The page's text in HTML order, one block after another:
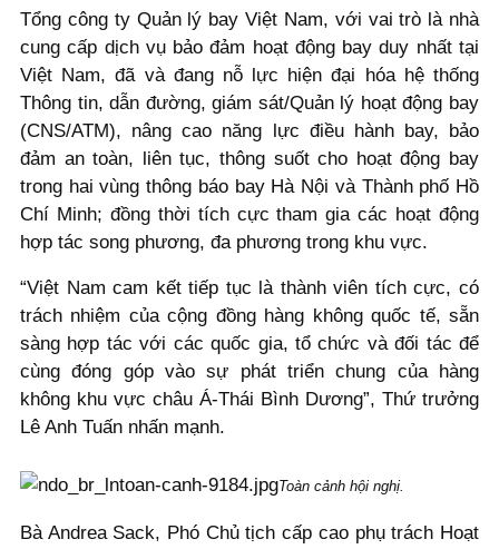
Tổng công ty Quản lý bay Việt Nam, với vai trò là nhà
cung cấp dịch vụ bảo đảm hoạt động bay duy nhất tại
Việt Nam, đã và đang nỗ lực hiện đại hóa hệ thống
Thông tin, dẫn đường, giám sát/Quản lý hoạt động bay
(CNS/ATM), nâng cao năng lực điều hành bay, bảo
đảm an toàn, liên tục, thông suốt cho hoạt động bay
trong hai vùng thông báo bay Hà Nội và Thành phố Hồ
Chí Minh; đồng thời tích cực tham gia các hoạt động
hợp tác song phương, đa phương trong khu vực.
“Việt Nam cam kết tiếp tục là thành viên tích cực, có
trách nhiệm của cộng đồng hàng không quốc tế, sẵn
sàng hợp tác với các quốc gia, tổ chức và đối tác để
cùng đóng góp vào sự phát triển chung của hàng
không khu vực châu Á-Thái Bình Dương”, Thứ trưởng
Lê Anh Tuấn nhấn mạnh.
Toàn cảnh hội nghị.
Bà Andrea Sack, Phó Chủ tịch cấp cao phụ trách Hoạt